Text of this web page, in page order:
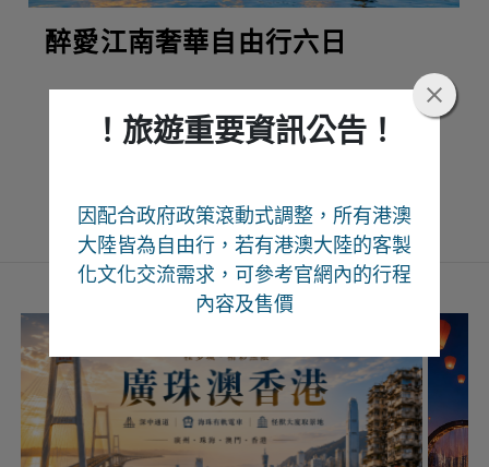
！旅遊重要資訊公告！
因配合政府政策滾動式調整，所有港澳
大陸皆為自由行，若有港澳大陸的客製
化文化交流需求，可參考官網內的行程
內容及售價
醉愛江南奢華自由行六日
Recommend